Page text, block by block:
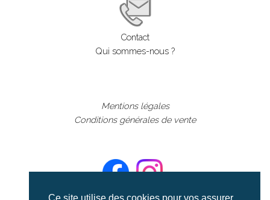
Contact
Qui sommes-nous ?
Mentions légales
Conditions générales de vente